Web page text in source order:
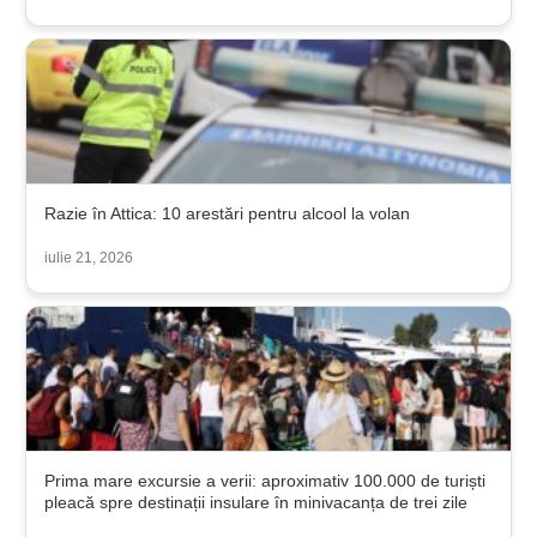
Razie în Attica: 10 arestări pentru alcool la volan
iulie 21, 2026
Prima mare excursie a verii: aproximativ 100.000 de turiști
pleacă spre destinații insulare în minivacanța de trei zile